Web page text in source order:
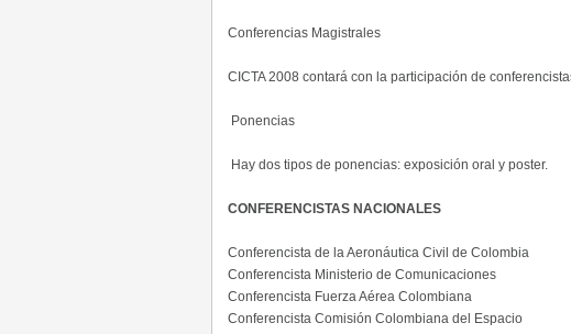
Conferencias Magistrales
CICTA 2008 contará con la participación de
Ponencias
Hay dos tipos de ponencias: exposición oral y poster.
CONFERENCISTAS NACIONALES
Conferencista de la Aeronáutica Civil de Colombia
Conferencista Ministerio de Comunicaciones
Conferencista Fuerza Aérea Colombiana
Conferencista Comisión Colombiana del Espacio